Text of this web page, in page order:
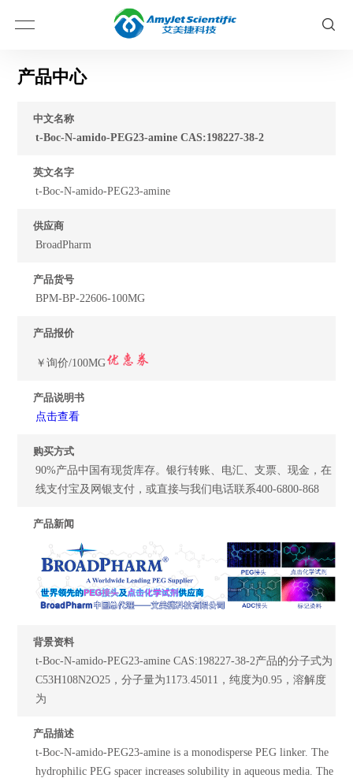
产品中心
中文名称
t-Boc-N-amido-PEG23-amine CAS:198227-38-2
英文名字
t-Boc-N-amido-PEG23-amine
供应商
BroadPharm
产品货号
BPM-BP-22606-100MG
产品报价
￥询价/100MG
产品说明书
点击查看
购买方式
90%产品中国有现货库存。银行转账、电汇、支票、现金，在
线支付宝及网银支付，或直接与我们电话联系400-6800-868
产品新闻
背景资料
t-Boc-N-amido-PEG23-amine CAS:198227-38-2产品的分子式为
C53H108N2O25，分子量为1173.45011，纯度为0.95，溶解度
为
产品描述
t-Boc-N-amido-PEG23-amine is a monodisperse PEG linker. The
hydrophilic PEG spacer increases solubility in aqueous media. The